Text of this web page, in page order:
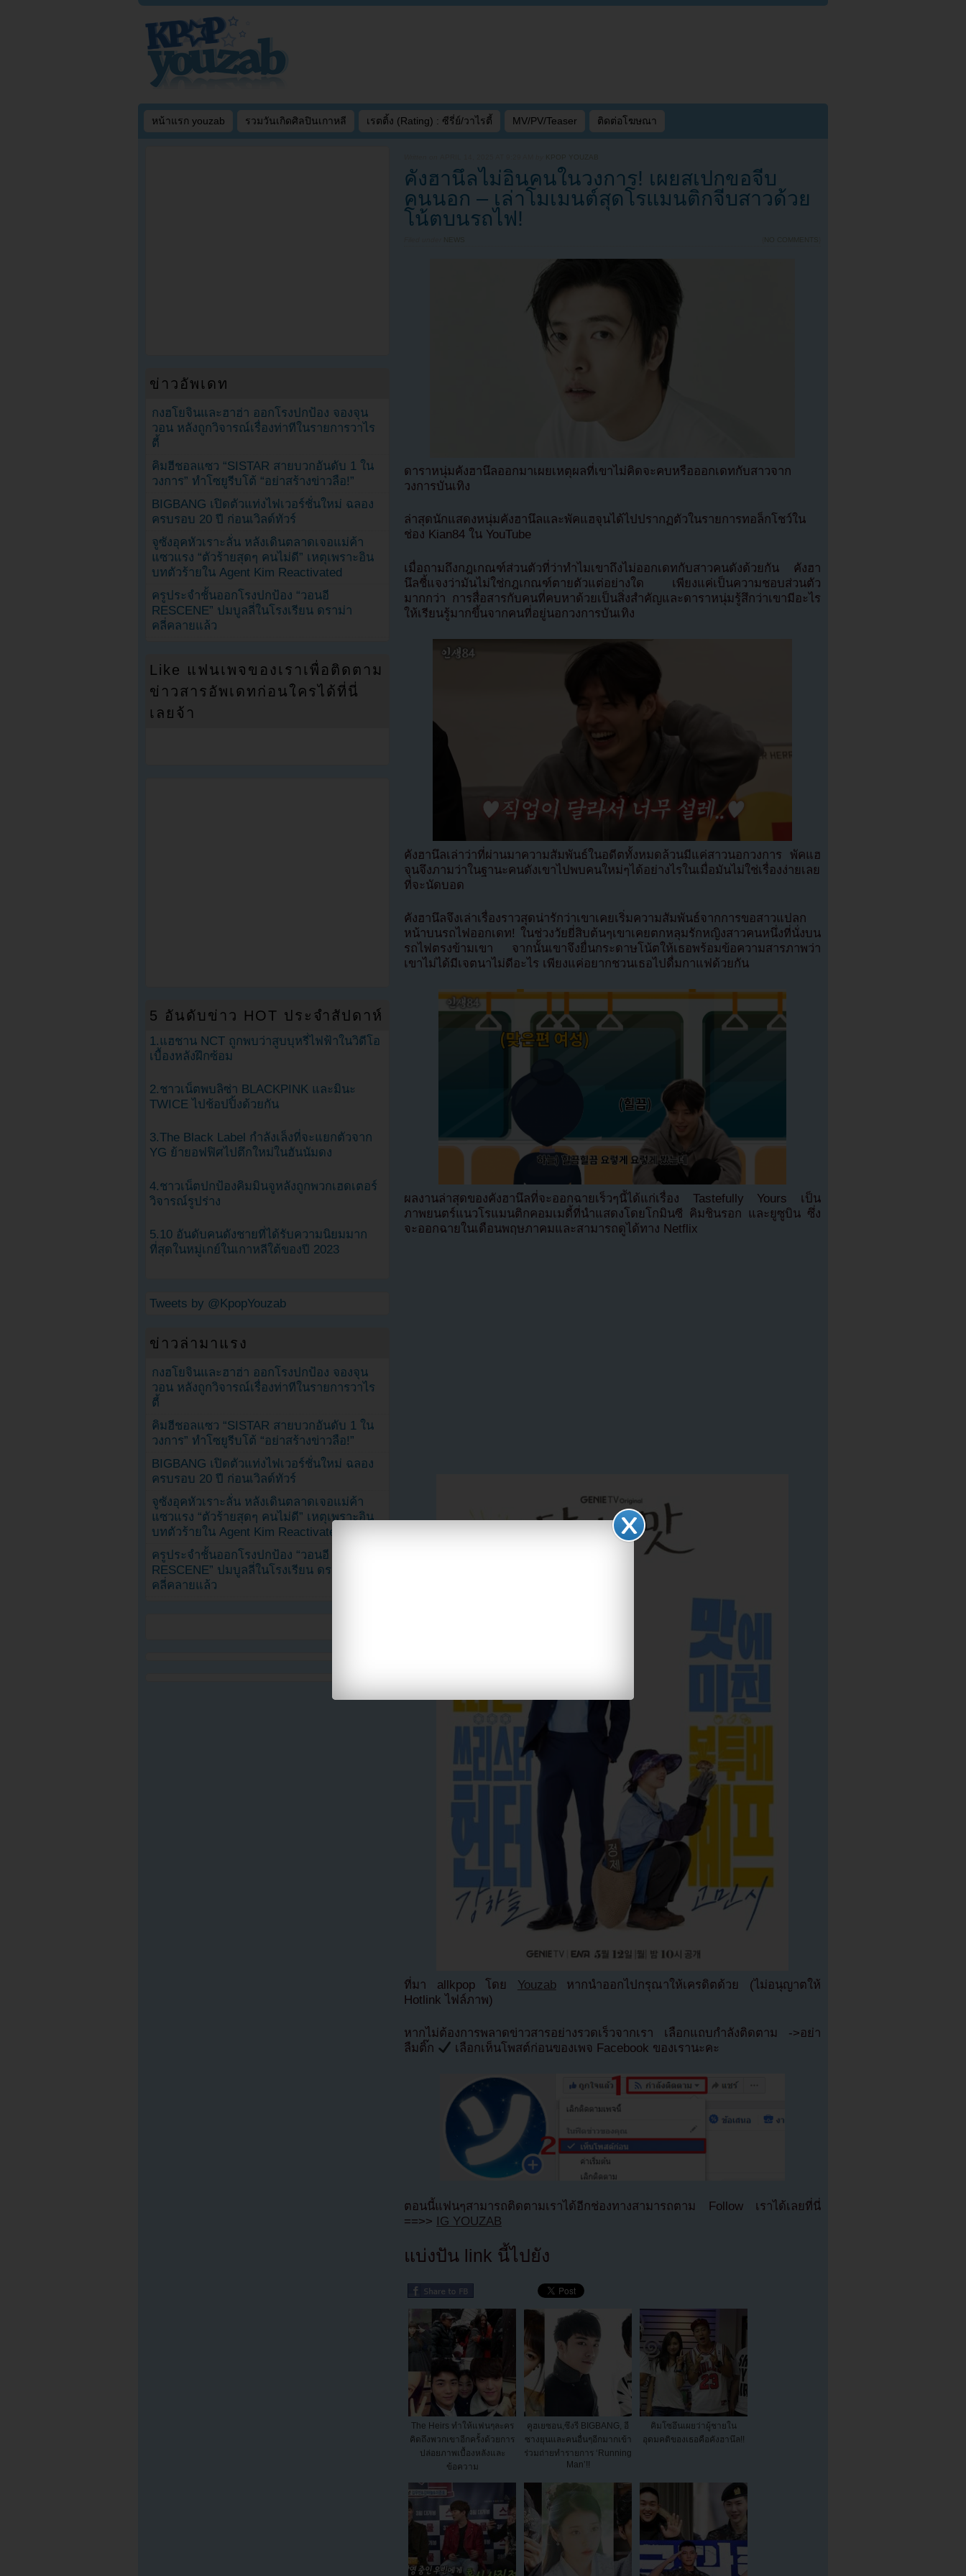
หน้าแรก youzab รวมวันเกิดศิลปินเกาหลี เรตติ้ง (Rating) : ซีรี่ย์/วาไรตี้ MV/PV/Teaser ติดต่อโฆษณา
KPOP YOUZAB
คังฮานึลไม่อินคนในวงการ! เผยสเปกขอจีบ
คนนอก – เล่าโมเมนต์สุดโรแมนติกจีบสาวด้วย
โน้ตบนรถไฟ!
NEWS NO COMMENTS
ดาราหนุ่มคังฮานึลออกมาเผยเหตุผลที่เขาไม่คิดจะคบหรือออกเดทกับสาวจาก
วงการบันเทิง
ล่าสุดนักแสดงหนุ่มคังฮานึลและพัคแฮจุนได้ไปปรากฏตัวในรายการทอล็กโชว์ใน
ช่อง Kian84 ใน YouTube
เมื่อถามถึงกฎเกณฑ์ส่วนตัวที่ว่าทำไมเขาถึงไม่ออกเดทกับสาวคนดังด้วยกัน คังฮา
นึลชี้แจงว่ามันไม่ใช่กฎเกณฑ์ตายตัวแต่อย่างใด เพียงแค่เป็นความชอบส่วนตัว
มากกว่า การสื่อสารกับคนที่คบหาด้วยเป็นสิ่งสำคัญและดาราหนุ่มรู้สึกว่าเขามีอะไร
ให้เรียนรู้มากขึ้นจากคนที่อยู่นอกวงการบันเทิง
คังฮานึลเล่าว่าที่ผ่านมาความสัมพันธ์ในอดีตทั้งหมดล้วนมีแค่สาวนอกวงการ พัคแฮ
จุนจึงภามว่าในฐานะคนดังเขาไปพบคนใหม่ๆได้อย่างไรในเมื่อมันไม่ใช่เรื่องง่ายเลย
ที่จะนัดบอด
คังฮานึลจึงเล่าเรื่องราวสุดน่ารักว่าเขาเคยเริ่มความสัมพันธ์จากการขอสาวแปลก
หน้าบนรถไฟออกเดท! ในช่วงวัยยี่สิบต้นๆเขาเคยตกหลุมรักหญิงสาวคนหนึ่งที่นั่งบน
รถไฟตรงข้ามเขา จากนั้นเขาจึงยื่นกระดาษโน้ตให้เธอพร้อมข้อความสารภาพว่า
เขาไม่ได้มีเจตนาไม่ดีอะไร เพียงแค่อยากชวนเธอไปดื่มกาแฟด้วยกัน
ผลงานล่าสุดของคังฮานึลที่จะออกฉายเร็วๆนี้ได้แก่เรื่อง Tastefully Yours เป็น
ภาพยนตร์แนวโรแมนติกคอมเมดี้ที่นำแสดงโดยโกมินซี คิมชินรอก และยูซูบิน ซึ่ง
จะออกฉายในเดือนพฤษภาคมและสามารถดูได้ทาง Netflix
ที่มา allkpop โดย Youzabหากนำออกไปกรุณาให้เครดิตด้วย (ไม่อนุญาตให้
Hotlink ไฟล์ภาพ)
หากไม่ต้องการพลาดข่าวสารอย่างรวดเร็วจากเรา เลือกแถบกำลังติดตาม ->อย่า
ลืมติ๊ก
เลือกเห็นโพสต์ก่อนของเพจ Facebook ของเรานะคะ
ตอนนี้แฟนๆสามารถติดตามเราได้อีกช่องทางสามารถตาม Follow เราได้เลยที่นี่
==>>
IG YOUZAB
แบ่งปัน link นี้ไปยัง
The Heirs ทำให้แฟนๆละคร
คิดถึงพวกเขาอีกครั้งด้วยการ
ปล่อยภาพเบื้องหลังและ
ข้อความ
คูฮเยซอน,ซึงรี BIGBANG, อี
ซางยุนและคนอื่นๆอีกมากเข้า
ร่วมถ่ายทำรายการ ‘Running
Man’!!
คิมโซอึนเผยว่าผู้ชายใน
อุดมคติของเธอคือคังฮานึล!!
ข่าวอัพเดท
กงฮโยจินและฮาฮ่า ออกโรงปกป้อง จองจุน
วอน หลังถูกวิจารณ์เรื่องท่าทีในรายการวาไร
ตี้
คิมฮีชอลแซว “SISTAR สายบวกอันดับ 1 ใน
วงการ” ทำโซยูรีบโต้ “อย่าสร้างข่าวลือ!”
BIGBANG เปิดตัวแท่งไฟเวอร์ชั่นใหม่ ฉลอง
ครบรอบ 20 ปี ก่อนเวิลด์ทัวร์
จูซังอุคหัวเราะลั่น หลังเดินตลาดเจอแม่ค้า
แซวแรง “ตัวร้ายสุดๆ คนไม่ดี” เหตุเพราะอิน
บทตัวร้ายใน Agent Kim Reactivated
ครูประจำชั้นออกโรงปกป้อง “วอนอี
RESCENE” ปมบูลลี่ในโรงเรียน ดราม่า
คลี่คลายแล้ว
Like แฟนเพจของเราเพื่อติดตาม
ข่าวสารอัพเดทก่อนใครได้ที่นี่
เลยจ้า
5 อันดับข่าว HOT ประจำสัปดาห์
1.แฮชาน NCT ถูกพบว่าสูบบุหรี่ไฟฟ้าในวิดีโอ
เบื้องหลังฝึกซ้อม
2.ชาวเน็ตพบลิซ่า BLACKPINK และมินะ
TWICE ไปช้อปปิ้งด้วยกัน
3.The Black Label กำลังเล็งที่จะแยกตัวจาก
YG ย้ายอฟฟิศไปตึกใหม่ในฮันนัมดง
4.ชาวเน็ตปกป้องคิมมินจูหลังถูกพวกเฮดเตอร์
วิจารณ์รูปร่าง
5.10 อันดับคนดังชายที่ได้รับความนิยมมาก
ที่สุดในหมู่เกย์ในเกาหลีใต้ของปี 2023
Tweets by @KpopYouzab
ข่าวล่ามาแรง
กงฮโยจินและฮาฮ่า ออกโรงปกป้อง จองจุน
วอน หลังถูกวิจารณ์เรื่องท่าทีในรายการวาไร
ตี้
คิมฮีชอลแซว “SISTAR สายบวกอันดับ 1 ใน
วงการ” ทำโซยูรีบโต้ “อย่าสร้างข่าวลือ!”
BIGBANG เปิดตัวแท่งไฟเวอร์ชั่นใหม่ ฉลอง
ครบรอบ 20 ปี ก่อนเวิลด์ทัวร์
จูซังอุคหัวเราะลั่น หลังเดินตลาดเจอแม่ค้า
แซวแรง “ตัวร้ายสุดๆ คนไม่ดี” เหตุเพราะอิน
บทตัวร้ายใน Agent Kim Reactivated
ครูประจำชั้นออกโรงปกป้อง “วอนอี
RESCENE” ปมบูลลี่ในโรงเรียน ดราม่า
คลี่คลายแล้ว